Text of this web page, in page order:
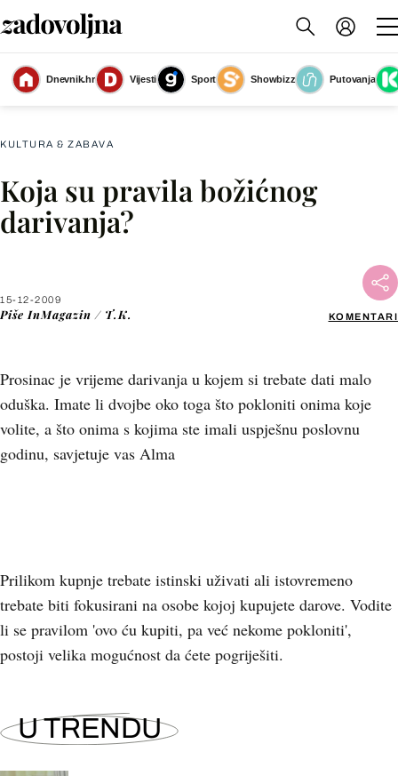
Dnevnik.hr Vijesti Sport Showbizz
Putovanja
Slika nije dostupna
KULTURA & ZABAVA
Koja su pravila božićnog
darivanja?
15-12-2009
Piše InMagazin / T.K. KOMENTARI
Prosinac je vrijeme darivanja u kojem si trebate dati malo
oduška. Imate li dvojbe oko toga što pokloniti onima koje
volite, a što onima s kojima ste imali uspješnu poslovnu
godinu, savjetuje vas Alma
Facebook
WhatsApp
Prilikom kupnje trebate istinski uživati ali istovremeno
trebate biti fokusirani na osobe kojoj kupujete darove. Vodite
li se pravilom 'ovo ću kupiti, pa već nekome pokloniti',
postoji velika mogućnost da ćete pogriješiti.
U TRENDU